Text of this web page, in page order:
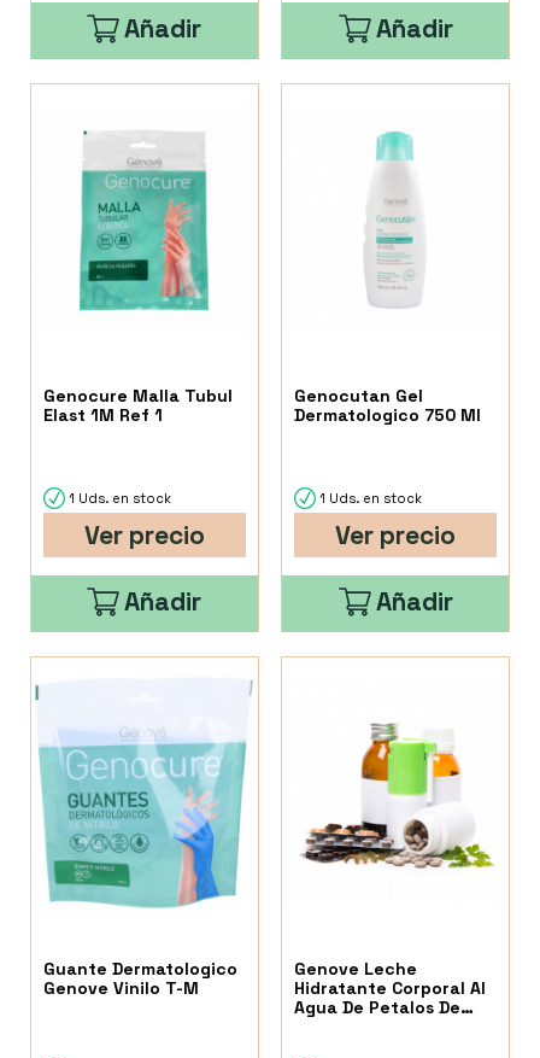
Añadir Añadir
Genocure Malla Tubul
Elast 1M Ref 1
1 Uds. en stock
Ver precio
Añadir
Genocutan Gel
Dermatologico 750 Ml
1 Uds. en stock
Ver precio
Añadir
Guante Dermatologico
Genove Vinilo T-M
Genove Leche
Hidratante Corporal Al
Agua De Petalos De